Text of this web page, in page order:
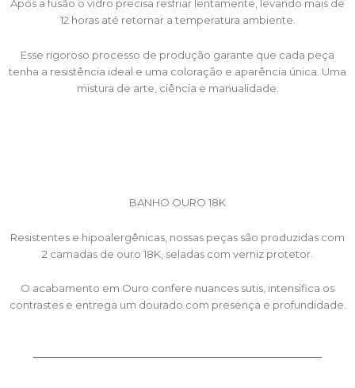
Após a fusão o vidro precisa resfriar lentamente, levando mais de
12 horas até retornar a temperatura ambiente.
Esse rigoroso processo de produção garante que cada peça
tenha a resistência ideal e uma coloração e aparência única. Uma
mistura de arte, ciência e manualidade.
BANHO OURO 18K
Resistentes e hipoalergênicas, nossas peças são produzidas com
2 camadas de ouro 18K, seladas com verniz protetor.
O acabamento em Ouro confere nuances sutis, intensifica os
contrastes e entrega um dourado com presença e profundidade.